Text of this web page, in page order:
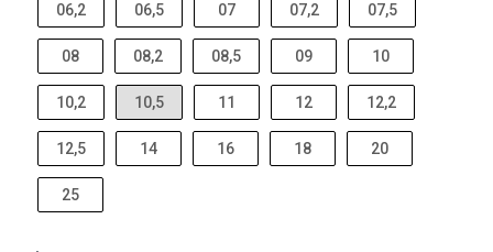
06,2 06,5 07 07,2 07,5
08 08,2 08,5 09 10
10,2 10,5 11 12 12,2
12,5 14 16 18 20
25